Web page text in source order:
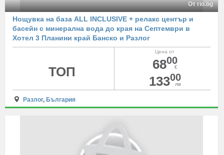
От rio.bg
Нощувка на база ALL INCLUSIVE + релакс център и
басейн с минерална вода до края на Септември в
Хотел 3 Планини край Банско и Разлог
Цена от
6800
€
13300
лв
ТОП
Разлог, България